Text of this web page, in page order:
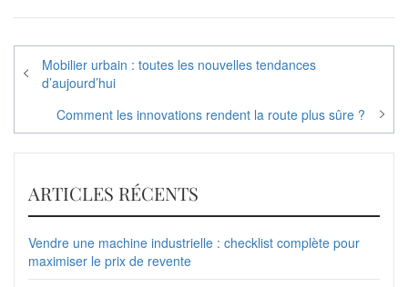
Navigation
de
l’article
Mobilier urbain : toutes les nouvelles tendances
d’aujourd’hui
Comment les innovations rendent la route plus sûre ?
ARTICLES RÉCENTS
Vendre une machine industrielle : checklist complète pour
maximiser le prix de revente